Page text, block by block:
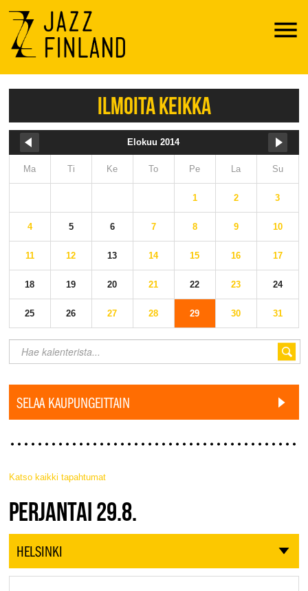
Menu
ILMOITA KEIKKA
Elokuu 2014
Ma Ti Ke To Pe La Su
1 2 3
4 5 6 7 8 9 10
11 12 13 14 15 16 17
18 19 20 21 22 23 24
25 26 27 28 29 30 31
SELAA KAUPUNGEITTAIN
Katso kaikki tapahtumat
JAZZ FINLAND LIVE
PERJANTAI 29.8.
HELSINKI